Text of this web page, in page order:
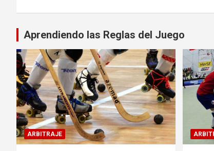
Aprendiendo las Reglas del Juego
ARBITRAJE